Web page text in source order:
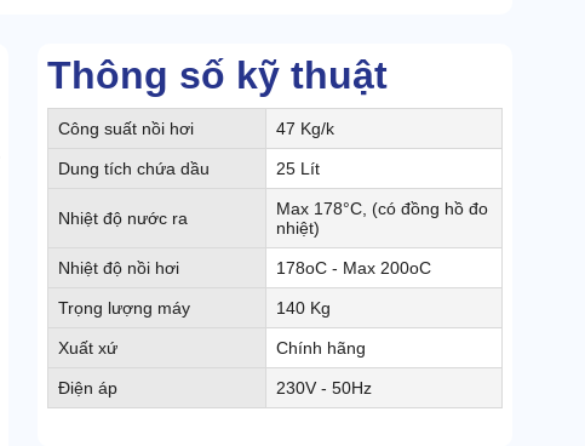
Thông số kỹ thuật
Công suất nồi hơi 47 Kg/k
Dung tích chứa dầu 25 Lít
Nhiệt độ nước ra
Max 178°C, (có đồng hồ đo
nhiệt)
Nhiệt độ nồi hơi 178oC - Max 200oC
Trọng lượng máy 140 Kg
Xuất xứ Chính hãng
Điện áp 230V - 50Hz